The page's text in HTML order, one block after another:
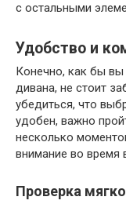
с остальными
Удобство и
Конечно, как бы
дивана, не стоит
убедиться, что
удобен, важно
несколько
внимание во время
Проверка